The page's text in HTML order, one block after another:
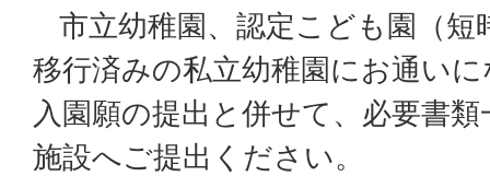
市立幼稚園、認定こども園（短
移行済みの私立幼稚園にお通い
入園願の提出と併せて、必要書
施設へご提出ください。